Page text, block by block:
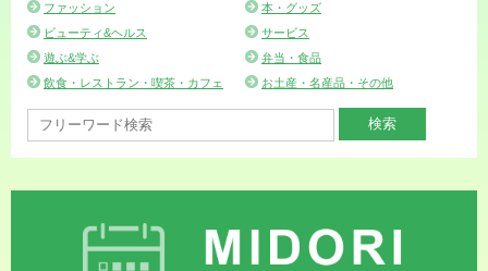
ファッション
本・グッズ
ビューティ&ヘルス
サービス
遊ぶ&学ぶ
弁当・食品
飲食・レストラン・喫茶・カフェ
お土産・名産品・その他